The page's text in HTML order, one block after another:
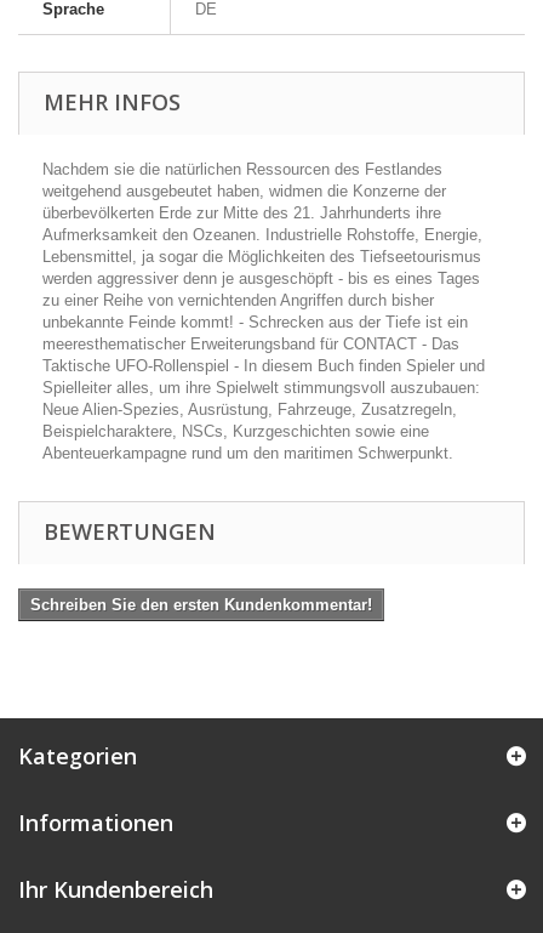
Sprache DE
MEHR INFOS
Nachdem sie die natürlichen Ressourcen des Festlandes
weitgehend ausgebeutet haben, widmen die Konzerne der
überbevölkerten Erde zur Mitte des 21. Jahrhunderts ihre
Aufmerksamkeit den Ozeanen. Industrielle Rohstoffe, Energie,
Lebensmittel, ja sogar die Möglichkeiten des Tiefseetourismus
werden aggressiver denn je ausgeschöpft - bis es eines Tages
zu einer Reihe von vernichtenden Angriffen durch bisher
unbekannte Feinde kommt! - Schrecken aus der Tiefe ist ein
meeresthematischer Erweiterungsband für CONTACT - Das
Taktische UFO-Rollenspiel - In diesem Buch finden Spieler und
Spielleiter alles, um ihre Spielwelt stimmungsvoll auszubauen:
Neue Alien-Spezies, Ausrüstung, Fahrzeuge, Zusatzregeln,
Beispielcharaktere, NSCs, Kurzgeschichten sowie eine
Abenteuerkampagne rund um den maritimen Schwerpunkt.
BEWERTUNGEN
Schreiben Sie den ersten Kundenkommentar!
Kategorien
Informationen
Ihr Kundenbereich